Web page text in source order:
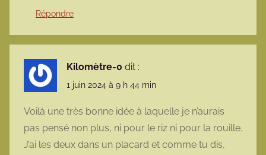
Répondre
Kilomètre-0 dit :
1 juin 2024 à 9 h 44 min
Voilà une très bonne idée à laquelle je n’aurais
pas pensé non plus, ni pour le riz ni pour la rouille.
J’ai les deux dans un placard et comme tu dis,